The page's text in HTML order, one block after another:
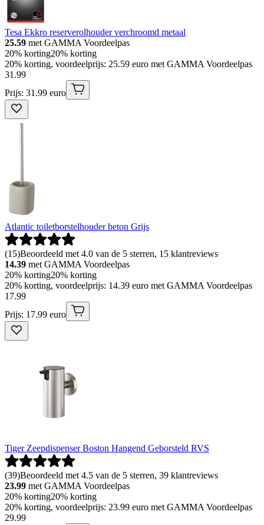
Tesa Ekkro reserverolhouder verchroomd metaal
25.59 met GAMMA Voordeelpas
20% korting20% korting
20% korting, voordeelprijs: 25.59 euro met GAMMA Voordeelpas
31 .99
Prijs: 31.99 euro
Atlantic toiletborstelhouder beton Grijs
(15)Beoordeeld met 4.0 van de 5 sterren, 15 klantreviews
14.39 met GAMMA Voordeelpas
20% korting20% korting
20% korting, voordeelprijs: 14.39 euro met GAMMA Voordeelpas
17.99
Prijs: 17.99 euro
Tiger Zeepdispenser Boston Hangend Geborsteld RVS
(39)Beoordeeld met 4.5 van de 5 sterren, 39 klantreviews
23.99 met GAMMA Voordeelpas
20% korting20% korting
20% korting, voordeelprijs: 23.99 euro met GAMMA Voordeelpas
29.99